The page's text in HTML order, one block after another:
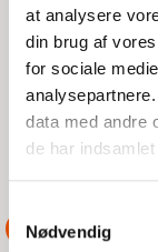
at analysere
din brug af
for sociale
data med andre
de har
Nødvendig
ONS, 29/07/2026
Amy 23 "Søfri"
nærmere ud for
de drev stille
DSRS
ASSISTANCE